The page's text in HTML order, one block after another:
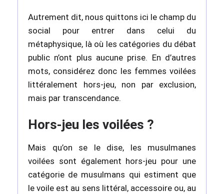
Autrement dit, nous quittons ici le champ du
social pour entrer dans celui du
métaphysique, là où les catégories du débat
public n’ont plus aucune prise. En d’autres
mots, considérez donc les femmes voilées
littéralement hors-jeu, non par exclusion,
mais par transcendance.
Hors-jeu les voilées ?
Mais qu’on se le dise, les musulmanes
voilées sont également hors-jeu pour une
catégorie de musulmans qui estiment que
le voile est au sens littéral, accessoire ou, au